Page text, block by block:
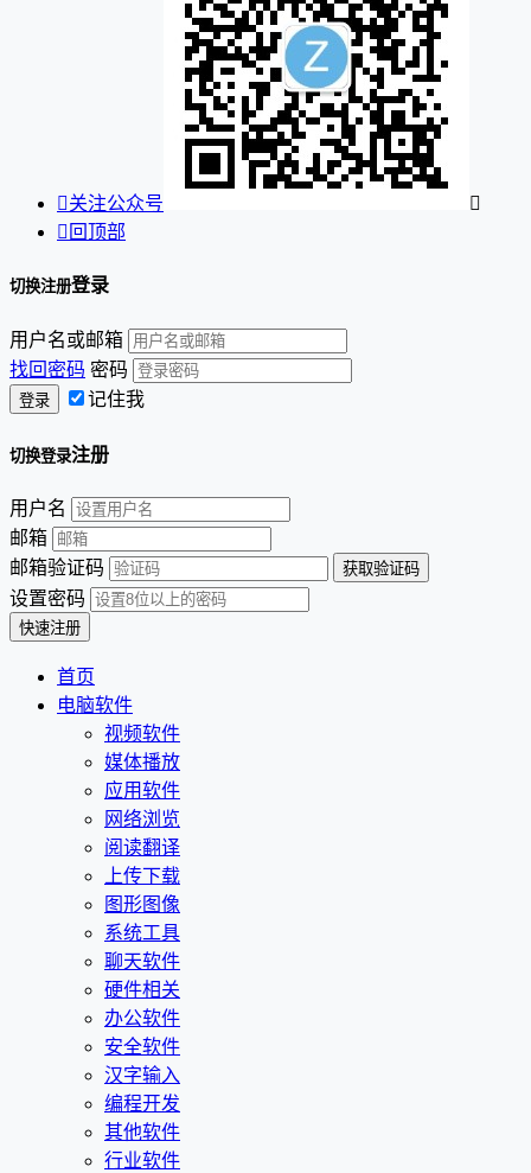
关注公众号

 回顶部
切换注册登录
用户名或邮箱
找回密码 密码
记住我
切换登录注册
用户名
邮箱
邮箱验证码
设置密码
首页
电脑软件
视频软件
媒体播放
应用软件
网络浏览
阅读翻译
上传下载
图形图像
系统工具
聊天软件
硬件相关
办公软件
安全软件
汉字输入
编程开发
其他软件
行业软件